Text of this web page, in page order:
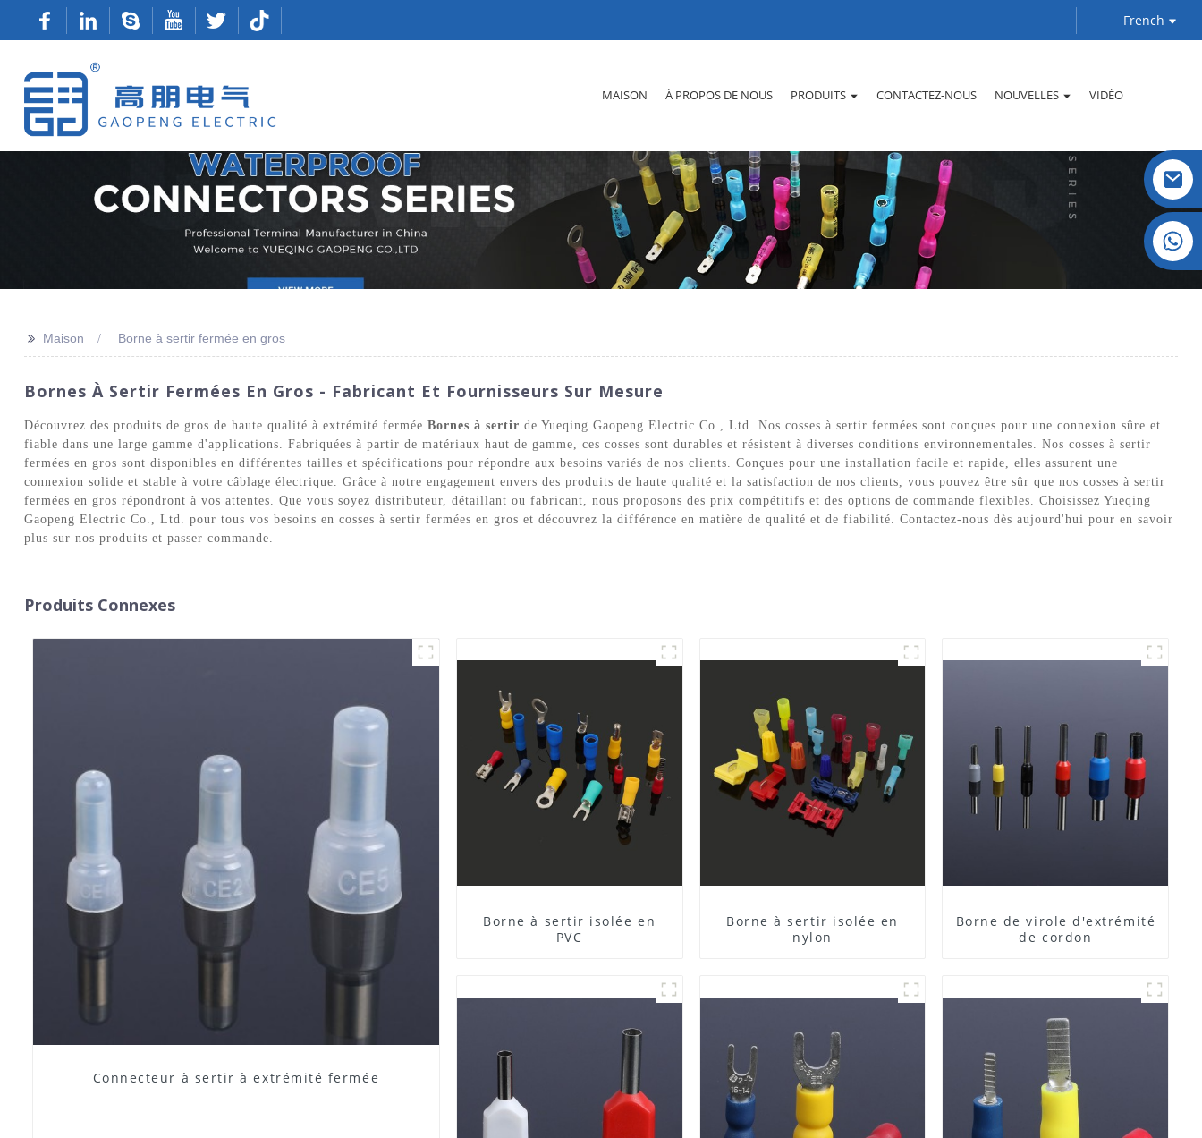
French
MAISON À PROPOS DE NOUS PRODUITS CONTACTEZ-NOUS NOUVELLES VIDÉO
>> Maison Borne à sertir fermée en gros
Bornes À Sertir Fermées En Gros - Fabricant Et Fournisseurs Sur Mesure
Découvrez des produits de gros de haute qualité à extrémité fermée Bornes à sertir de Yueqing Gaopeng Electric Co., Ltd. Nos cosses à sertir fermées sont conçues pour une connexion sûre et
fiable dans une large gamme d'applications. Fabriquées à partir de matériaux haut de gamme, ces cosses sont durables et résistent à diverses conditions environnementales. Nos cosses à sertir
fermées en gros sont disponibles en différentes tailles et spécifications pour répondre aux besoins variés de nos clients. Conçues pour une installation facile et rapide, elles assurent une
connexion solide et stable à votre câblage électrique. Grâce à notre engagement envers des produits de haute qualité et la satisfaction de nos clients, vous pouvez être sûr que nos cosses à sertir
fermées en gros répondront à vos attentes. Que vous soyez distributeur, détaillant ou fabricant, nous proposons des prix compétitifs et des options de commande flexibles. Choisissez Yueqing
Gaopeng Electric Co., Ltd. pour tous vos besoins en cosses à sertir fermées en gros et découvrez la différence en matière de qualité et de fiabilité. Contactez-nous dès aujourd'hui pour en savoir
plus sur nos produits et passer commande.
Produits Connexes
Connecteur à sertir à extrémité fermée
Borne à sertir isolée en
PVC
Borne à sertir isolée en
nylon
Borne de virole d'extrémité
de cordon